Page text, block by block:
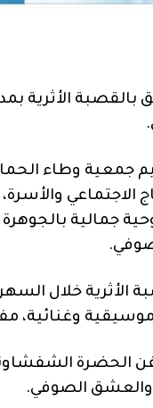
الأثرية
وطاء
الاجتماعي
جمالية
خلال السهرة
وغنائية،
والعشق الصوفي.